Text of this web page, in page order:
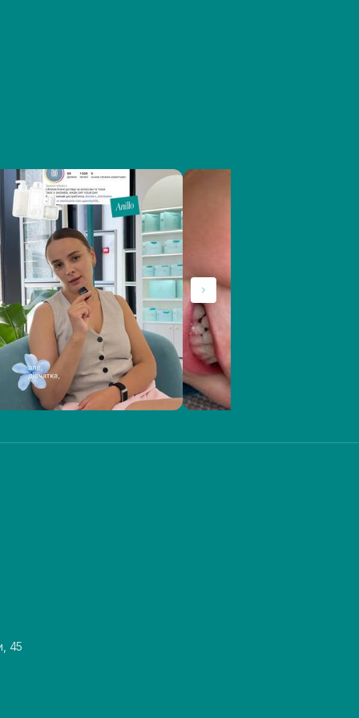
45